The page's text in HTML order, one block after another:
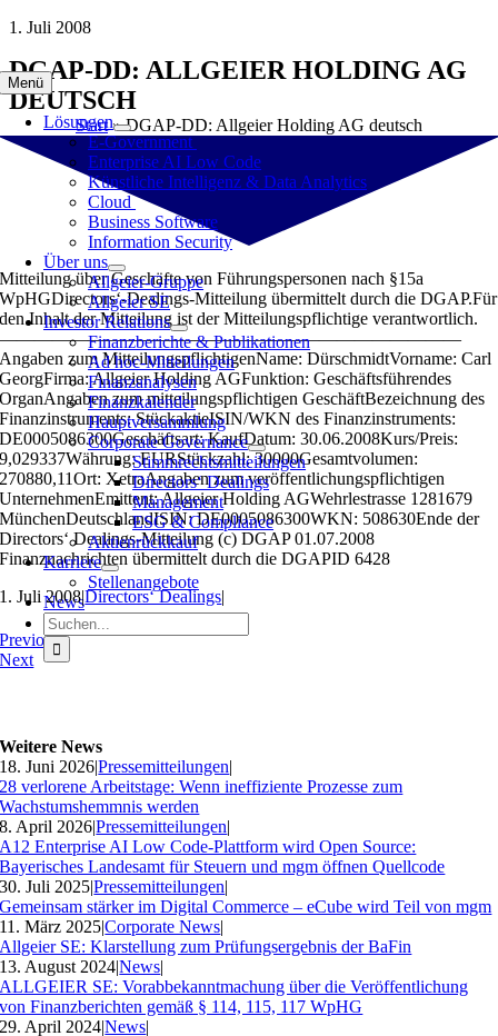
Zum
springen
Menü
Lösungen
E-Government
Enterprise AI Low Code
Künstliche Intelligenz & Data Analytics
Cloud
Business Software
Information Security
Über uns
Allgeier-Gruppe
Allgeier SE
Investor Relations
Finanzberichte & Publikationen
Ad hoc-Mitteilungen
Finanzanalysen
Finanzkalender
Hauptversammlung
Corporate Governance
Stimmrechtsmitteilungen
Directors‘ Dealings
Management
ESG & Compliance
Aktienrückkauf
Karriere
Stellenangebote
News
Suche
nach:
1. Juli 2008
DGAP-DD: ALLGEIER HOLDING AG
DEUTSCH
Start»DGAP-DD: Allgeier Holding AG deutsch
Mitteilung über Geschäfte von Führungspersonen nach §15a
WpHGDirectors‘-Dealings-Mitteilung übermittelt durch die DGAP.Für
den Inhalt der Mitteilung ist der Mitteilungspflichtige verantwortlich.
——————————————————————————
Angaben zum MitteilungspflichtigenName: DürschmidtVorname: Carl
GeorgFirma: Allgeier Holding AGFunktion: Geschäftsführendes
OrganAngaben zum mitteilungspflichtigen GeschäftBezeichnung des
Finanzinstruments: StückaktieISIN/WKN des Finanzinstruments:
DE0005086300Geschäftsart: KaufDatum: 30.06.2008Kurs/Preis:
9,029337Währung: EURStückzahl: 30000Gesamtvolumen:
270880,11Ort: XetraAngaben zum veröffentlichungspflichtigen
UnternehmenEmittent: Allgeier Holding AGWehrlestrasse 1281679
MünchenDeutschlandISIN: DE0005086300WKN: 508630Ende der
Directors‘ Dealings-Mitteilung (c) DGAP 01.07.2008
Finanznachrichten übermittelt durch die DGAPID 6428
1. Juli 2008|Directors‘ Dealings|
Previous
Next
Weitere News
18. Juni 2026|Pressemitteilungen|
28 verlorene Arbeitstage: Wenn ineffiziente Prozesse zum
Wachstumshemmnis werden
8. April 2026|Pressemitteilungen|
A12 Enterprise AI Low Code-Plattform wird Open Source:
Bayerisches Landesamt für Steuern und mgm öffnen Quellcode
30. Juli 2025|Pressemitteilungen|
Gemeinsam stärker im Digital Commerce – eCube wird Teil von mgm
11. März 2025|Corporate News|
Allgeier SE: Klarstellung zum Prüfungsergebnis der BaFin
13. August 2024|News|
ALLGEIER SE: Vorabbekanntmachung über die Veröffentlichung
von Finanzberichten gemäß § 114, 115, 117 WpHG
29. April 2024|News|